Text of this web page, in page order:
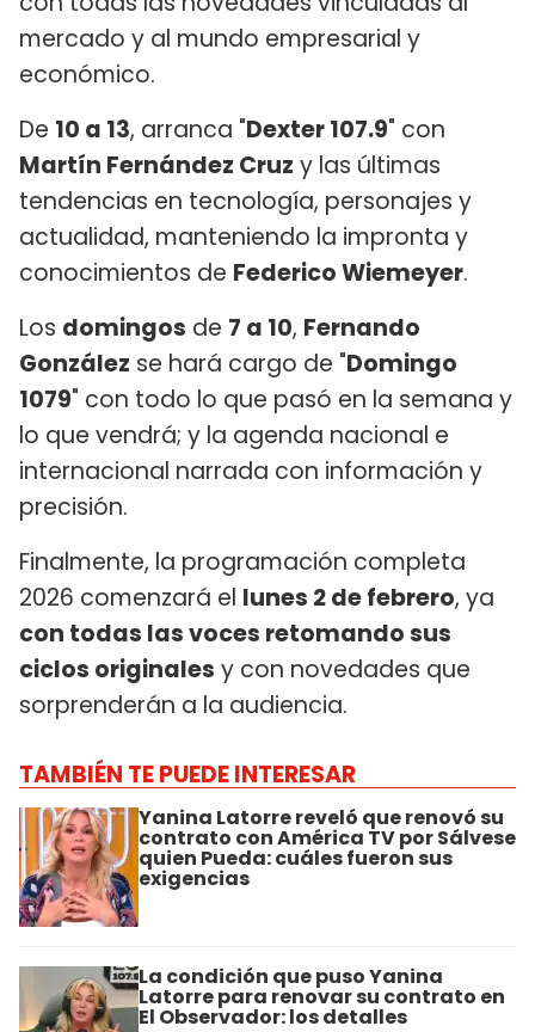
mercado y al mundo empresarial y
económico.
De 10 a 13, arranca "Dexter 107.9" con
Martín Fernández Cruz y las últimas
tendencias en tecnología, personajes y
actualidad, manteniendo la impronta y
conocimientos de Federico Wiemeyer.
Los domingos de 7 a 10, Fernando
González se hará cargo de "Domingo
1079" con todo lo que pasó en la semana y
lo que vendrá; y la agenda nacional e
internacional narrada con información y
precisión.
Finalmente, la programación completa
2026 comenzará el lunes 2 de febrero, ya
con todas las voces retomando sus
ciclos originales y con novedades que
sorprenderán a la audiencia.
TAMBIÉN TE PUEDE INTERESAR
Yanina Latorre reveló que renovó su
contrato con América TV por Sálvese
quien Pueda: cuáles fueron sus
exigencias
La condición que puso Yanina
Latorre para renovar su contrato en
El Observador: los detalles